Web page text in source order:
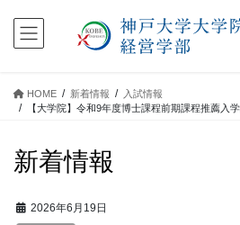
HOME 新着情報
入試情報
【大学院】令和9年度博士課程前期課程推薦入
新着情報
2026年6月19日